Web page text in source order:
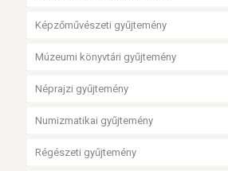
Képzőművészeti gyűjtemény
Múzeumi könyvtári gyűjtemény
Néprajzi gyűjtemény
Numizmatikai gyűjtemény
Régészeti gyűjtemény